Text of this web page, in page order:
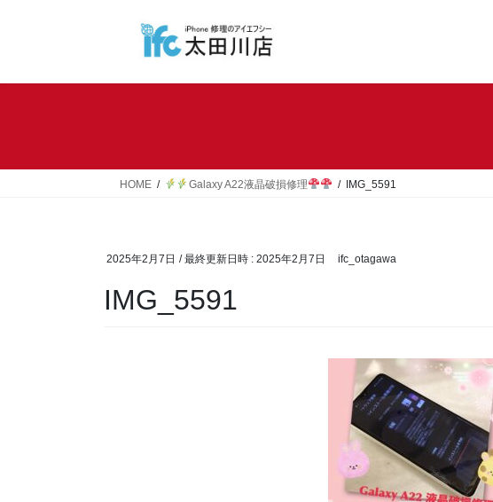
HOME Galaxy A22液晶破損修理 IMG_5591
2025年2月7日 / 最終更新日時 : 2025年2月7日 ifc_otagawa
IMG_5591